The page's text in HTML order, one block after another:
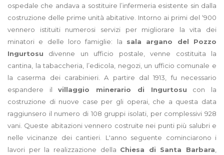
ospedale che andava a sostituire l’infermeria esistente sin dalla
costruzione delle prime unità abitative. Intorno ai primi del ‘900
vennero istituiti numerosi servizi per migliorare la vita dei
minatori e delle loro famiglie: la sala argano del Pozzo
Ingurtosu divenne un ufficio postale, venne costituita la
cantina, la tabaccheria, l’edicola, negozi, un ufficio comunale e
la caserma dei carabinieri. A partire dal 1913, fu necessario
espandere ilvillaggio minerario di Ingurtosu con la
costruzione di nuove case per gli operai, che a questa data
raggiunsero il numero di 108 gruppi isolati, per complessivi 928
vani. Queste abitazioni vennero costruite nei punti più salubri e
nelle vicinanze dei cantieri. L'anno seguente cominciarono i
lavori per la realizzazione della Chiesa di Santa Barbara